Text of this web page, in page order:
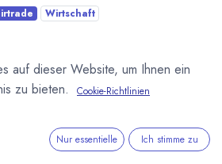
Wirtschaft
auf dieser Website, um Ihnen ein
zu bieten.
Cookie-Richtlinien
Nur essentielle Ich stimme zu